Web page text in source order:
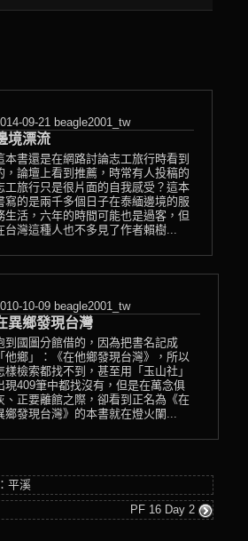
09-21 beagle2001_tw
境漂流
本書還是在網路討論志工旅行時看到
，論壇上看到推薦，時常有人投稿的
工旅行只是很片面的自我感受？這本
寫的是兩千多個日子在泰緬邊境的服
生活，六年的時間可能也是過客，但
台灣這種人也不多見了作者賴樹...
10-09 beagle2001_tw
異鄉發現台灣
到國圖分館借的，因為把書名記成
「他鄉」：《在他鄉發現台灣》，所以
樣檢索都找不到，甚至用「玉山社」
現409筆中都找沒有，但是在萬念俱
、正要離館之際，卻看到正名為《在
鄉發現台灣》的本書就在燈火闌...
平溪
PF 16 Day 2